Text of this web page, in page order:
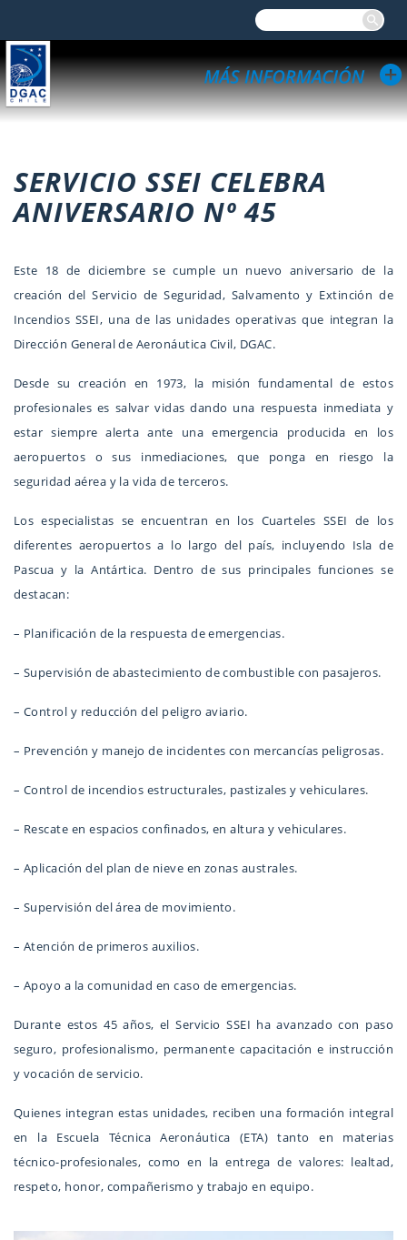
SERVICIO SSEI CELEBRA
ANIVERSARIO Nº 45
Este 18 de diciembre se cumple un nuevo aniversario de la
creación del Servicio de Seguridad, Salvamento y Extinción de
Incendios SSEI, una de las unidades operativas que integran la
Dirección General de Aeronáutica Civil, DGAC.
Desde su creación en 1973, la misión fundamental de estos
profesionales es salvar vidas dando una respuesta inmediata y
estar siempre alerta ante una emergencia producida en los
aeropuertos o sus inmediaciones, que ponga en riesgo la
seguridad aérea y la vida de terceros.
Los especialistas se encuentran en los Cuarteles SSEI de los
diferentes aeropuertos a lo largo del país, incluyendo Isla de
Pascua y la Antártica. Dentro de sus principales funciones se
destacan:
– Planificación de la respuesta de emergencias.
– Supervisión de abastecimiento de combustible con pasajeros.
– Control y reducción del peligro aviario.
– Prevención y manejo de incidentes con mercancías peligrosas.
– Control de incendios estructurales, pastizales y vehiculares.
– Rescate en espacios confinados, en altura y vehiculares.
– Aplicación del plan de nieve en zonas australes.
– Supervisión del área de movimiento.
– Atención de primeros auxilios.
– Apoyo a la comunidad en caso de emergencias.
Durante estos 45 años, el Servicio SSEI ha avanzado con paso
seguro, profesionalismo, permanente capacitación e instrucción
y vocación de servicio.
Quienes integran estas unidades, reciben una formación integral
en la Escuela Técnica Aeronáutica (ETA) tanto en materias
técnico-profesionales, como en la entrega de valores: lealtad,
respeto, honor, compañerismo y trabajo en equipo.